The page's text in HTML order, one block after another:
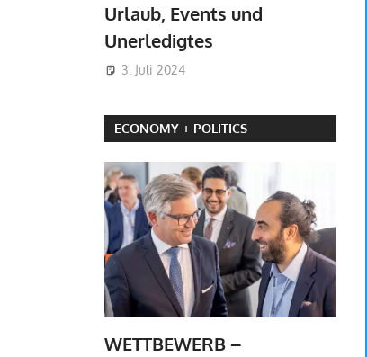
Urlaub, Events und
Unerledigtes
3. Juli 2024
ECONOMY + POLITICS
WETTBEWERB –